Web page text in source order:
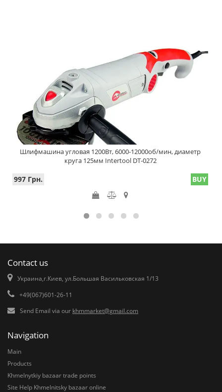
Шлифмашина угловая 1200Вт, 6000-12000об/мин, диаметр
круга 125мм Intertool DT-0272
997 Грн. BUY
Contact us
Украина,г.Киев, ул.Большая Васильковская 1/13
+49(067)601-26-11
Send Email via our khmmarket@gmail.com
Navigation
Main
Products
Khmelnytkiy bazaar trade points
Site Help Khmelnitsky bazaar online